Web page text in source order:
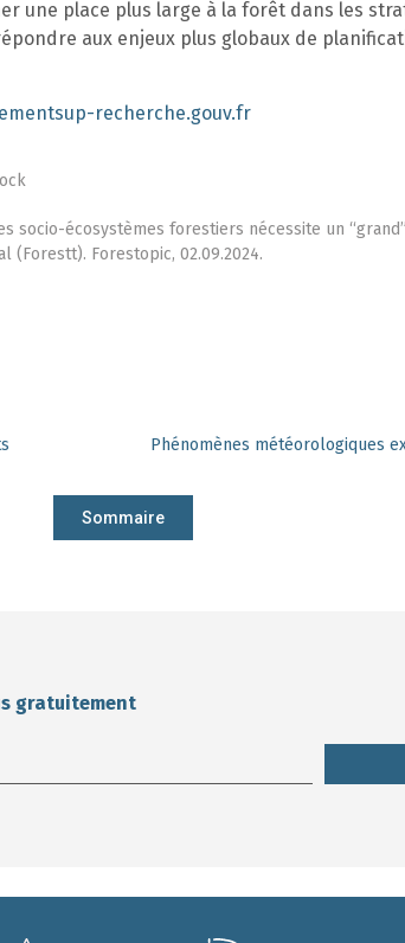
une place plus large à la forêt dans les
aux enjeux plus globaux de
recherche.gouv.fr
socio-écosystèmes forestiers nécessite un “grand”
(Forestt). Forestopic, 02.09.2024.
Phénomènes météorologiques
Sommaire
gratuitement